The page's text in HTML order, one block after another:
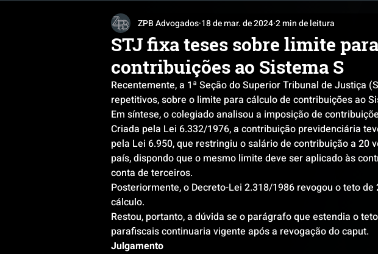
Reconhecimento Tributário Pós-evento TRANSPORTE
STJ fixa teses sobre limite
contribuições ao Sistema S
ZPB Advogados 18 de mar. de 20242 min de leitura
Recentemente, a 1ª Seção do Superior Tribunal de Justiça
repetitivos, sobre o limite para cálculo de contribuições ao
Em síntese, o colegiado analisou a imposição de
Criada pela Lei 6.332/1976, a contribuição previdenciária
pela Lei 6.950, que restringiu o salário de contribuição a 20
país, dispondo que o mesmo limite deve ser aplicado às
conta de terceiros.
Posteriormente, o Decreto-Lei 2.318/1986 revogou o teto
cálculo.
Restou, portanto, a dúvida se o parágrafo que estendia o
parafiscais continuaria vigente após a revogação do caput.
Julgamento